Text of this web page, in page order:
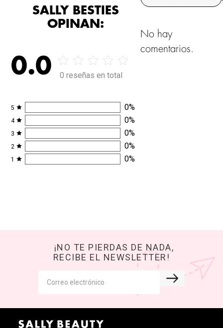
SALLY BESTIES
OPINAN:
0.0 0 reseñas en total
5 0%
4 0%
3 0%
2 0%
1 0%
No hay
comentarios.
¡NO TE PIERDAS DE NADA,
RECIBE EL NEWSLETTER!